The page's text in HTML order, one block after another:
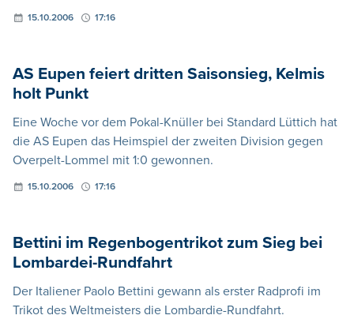
15.10.2006 17:16
AS Eupen feiert dritten Saisonsieg, Kelmis
holt Punkt
Eine Woche vor dem Pokal-Knüller bei Standard Lüttich hat
die AS Eupen das Heimspiel der zweiten Division gegen
Overpelt-Lommel mit 1:0 gewonnen.
15.10.2006 17:16
Bettini im Regenbogentrikot zum Sieg bei
Lombardei-Rundfahrt
Der Italiener Paolo Bettini gewann als erster Radprofi im
Trikot des Weltmeisters die Lombardie-Rundfahrt.